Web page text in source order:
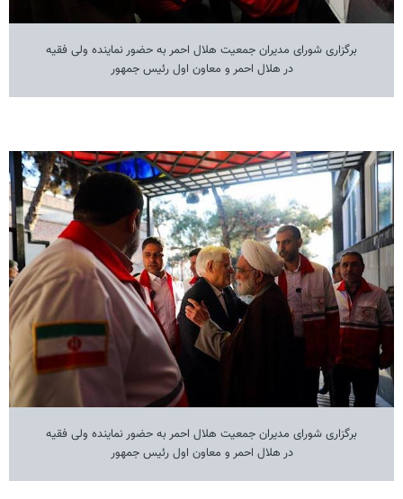
برگزاری شورای مدیران جمعیت هلال احمر به حضور نماینده ولی فقیه
در هلال احمر و معاون اول رئیس جمهور
برگزاری شورای مدیران جمعیت هلال احمر به حضور نماینده ولی فقیه
در هلال احمر و معاون اول رئیس جمهور